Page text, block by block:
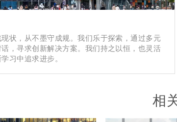
状，从不墨守成规。我们乐于探索，通过多元
，寻求创新解决方案。我们持之以恒，也灵活
习中追求进步。
相